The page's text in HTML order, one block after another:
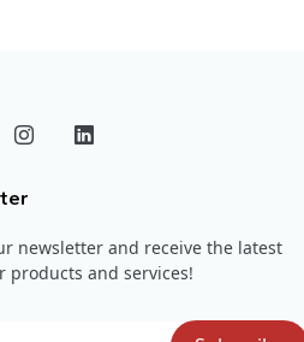
newsletter and receive the latest
products and services!